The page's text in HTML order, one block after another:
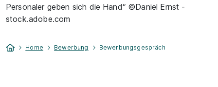
Personaler geben sich die Hand“ ©Daniel Ernst -
stock.adobe.com
Home Bewerbung Bewerbungsgespräch